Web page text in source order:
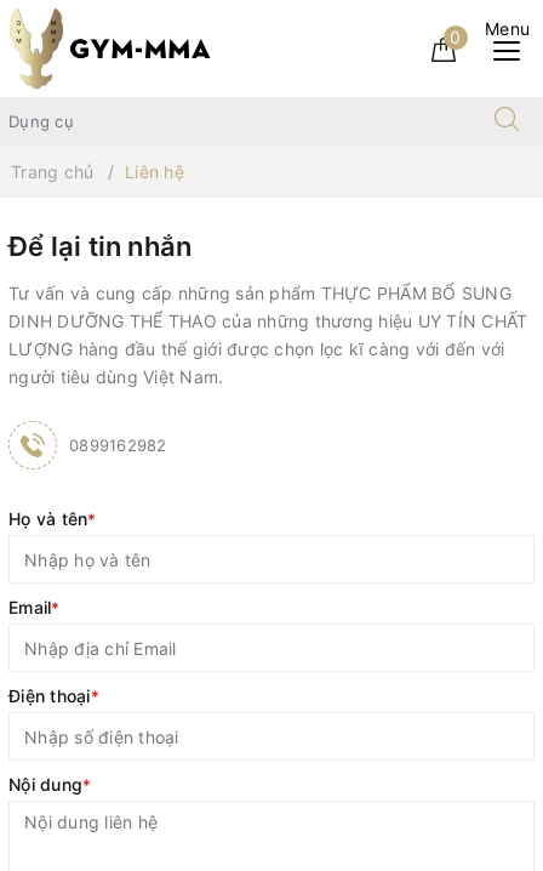
0
Trang chủ Liên hệ
Để lại tin nhắn
Tư vấn và cung cấp những sản phẩm THỰC PHẨM BỔ SUNG
DINH DƯỠNG THỂ THAO của những thương hiệu UY TÍN CHẤT
LƯỢNG hàng đầu thế giới được chọn lọc kĩ càng với đến với
người tiêu dùng Việt Nam.
0899162982
Họ và tên*
Email*
Điện thoại*
Nội dung*